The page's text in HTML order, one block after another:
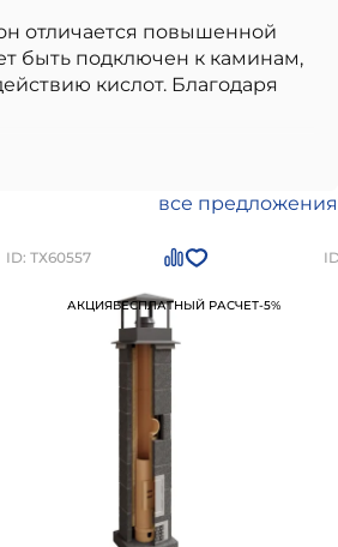
отличается повышенной
быть подключен к каминам,
кислот. Благодаря
производителя,
203198 рублейВы можете
все предложения
ID: ТХ60557
АКЦИЯБЕСПЛАТНЫЙ РАСЧЕТ-5%